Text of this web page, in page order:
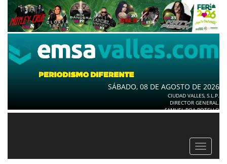
SÁBADO, 08 DE AGOSTO DE 2026
CIUDAD VALLES, S.L.P.
DIRECTOR GENERAL.
SAMUEL ROA BOTELLO
Toggle